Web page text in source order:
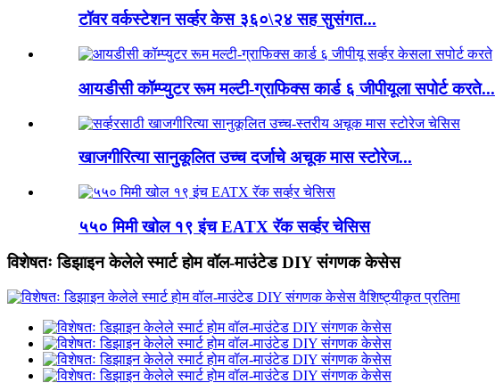
टॉवर वर्कस्टेशन सर्व्हर केस ३६०\२४ सह सुसंगत...
आयडीसी कॉम्प्युटर रूम मल्टी-ग्राफिक्स कार्ड ६ जीपीयूला सपोर्ट करते...
खाजगीरित्या सानुकूलित उच्च दर्जाचे अचूक मास स्टोरेज...
५५० मिमी खोल १९ इंच EATX रॅक सर्व्हर चेसिस
विशेषतः डिझाइन केलेले स्मार्ट होम वॉल-माउंटेड DIY संगणक केसेस